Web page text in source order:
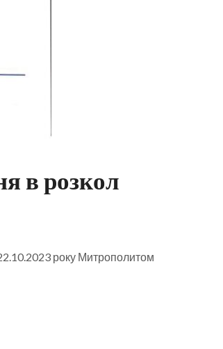
в розкол
року Митрополитом